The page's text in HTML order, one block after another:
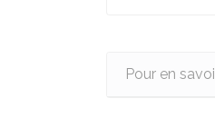
Pour en